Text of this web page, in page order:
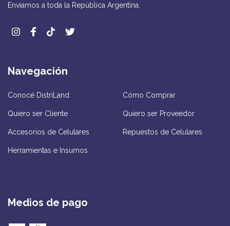
Enviamos a toda la República Argentina.
Navegación
Conocé DistriLand Cómo Comprar
Quiero ser Cliente Quiero ser Proveedor
Accesorios de Celulares Repuestos de Celulares
Herramientas e Insumos
Medios de pago